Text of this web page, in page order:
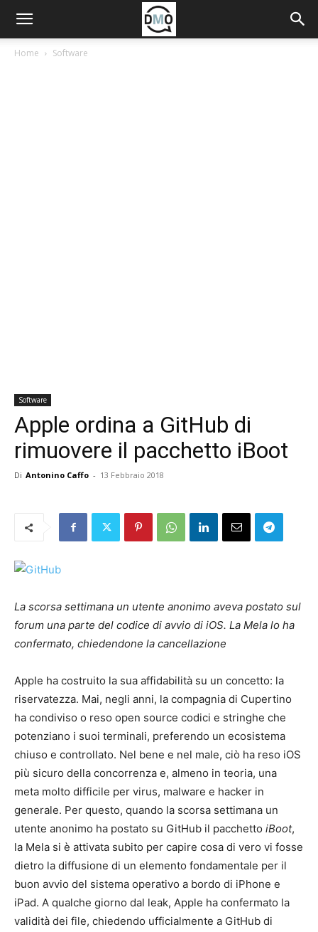
Home Software
Software
Apple ordina a GitHub di
rimuovere il pacchetto iBoot
Di Antonino Caffo - 13 Febbraio 2018
La scorsa settimana un utente anonimo aveva postato sul
forum una parte del codice di avvio di iOS. La Mela lo ha
confermato, chiedendone la cancellazione
Apple ha costruito la sua affidabilità su un concetto: la
riservatezza. Mai, negli anni, la compagnia di Cupertino
ha condiviso o reso open source codici e stringhe che
potenziano i suoi terminali, preferendo un ecosistema
chiuso e controllato. Nel bene e nel male, ciò ha reso iOS
più sicuro della concorrenza e, almeno in teoria, una
meta molto difficile per virus, malware e hacker in
generale. Per questo, quando la scorsa settimana un
utente anonimo ha postato su GitHub il pacchetto iBoot,
la Mela si è attivata subito per capire cosa di vero vi fosse
dietro la diffusione di un elemento fondamentale per il
buon avvio del sistema operativo a bordo di iPhone e
iPad. A qualche giorno dal leak, Apple ha confermato la
validità dei file, chiedendo ufficialmente a GitHub di